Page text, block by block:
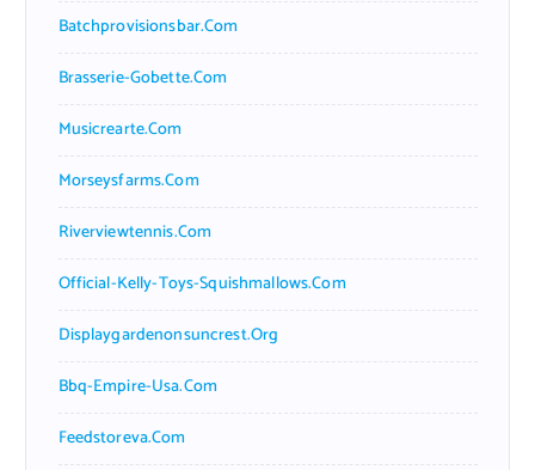
Batchprovisionsbar.com
Brasserie-Gobette.com
Musicrearte.com
Morseysfarms.com
Riverviewtennis.com
Official-Kelly-Toys-Squishmallows.com
Displaygardenonsuncrest.org
Bbq-Empire-Usa.com
Feedstoreva.com